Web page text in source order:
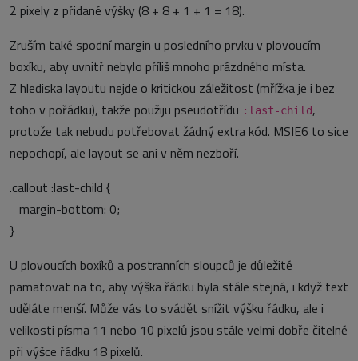
2 pixely z přidané výšky (8 + 8 + 1 + 1 = 18).
Zruším také spodní margin u posledního prvku v plovoucím
boxíku, aby uvnitř nebylo příliš mnoho prázdného místa.
Z hlediska layoutu nejde o kritickou záležitost (mřížka je i bez
toho v pořádku), takže použiju pseudotřídu :last-child,
protože tak nebudu potřebovat žádný extra kód. MSIE6 to sice
nepochopí, ale layout se ani v něm nezboří.
.callout :last-child {
margin-bottom: 0;
}
U plovoucích boxíků a postranních sloupců je důležité
pamatovat na to, aby výška řádku byla stále stejná, i když text
uděláte menší. Může vás to svádět snížit výšku řádku, ale i
velikosti písma 11 nebo 10 pixelů jsou stále velmi dobře čitelné
při výšce řádku 18 pixelů.